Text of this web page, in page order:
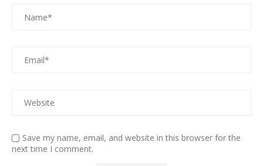
Save my name, email, and website in this browser for the
next time I comment.